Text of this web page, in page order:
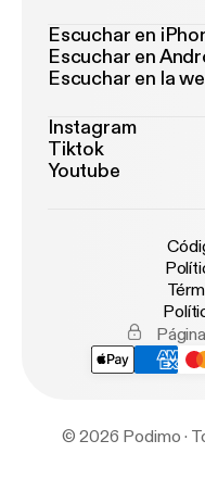
Escuchar en
Escuchar en
Escuchar en la
Instagram
Tiktok
Youtube
© 2026 Podimo ·